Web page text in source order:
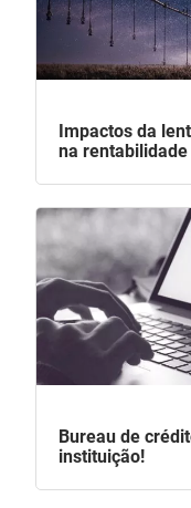
Impactos da
na
Bureau de
instituição!